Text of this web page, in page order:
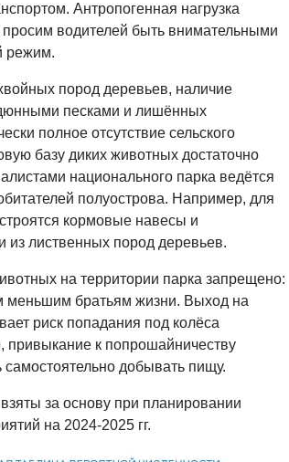
Антропогенная нагрузка
просим водителей быть внимательными
режим.
пород деревьев, наличие
песками и лишённых
полное отсутствие сельского
базу диких животных достаточно
национального парка ведётся
полуострова. Например, для
кормовые навесы и
из лиственных пород деревьев.
на территории парка запрещено:
меньшим братьям жизни. Выход на
риск попадания под колёса
привыкание к попрошайничеству
самостоятельно добывать пищу.
взяты за основу при планировании
на 2024-2025 гг.